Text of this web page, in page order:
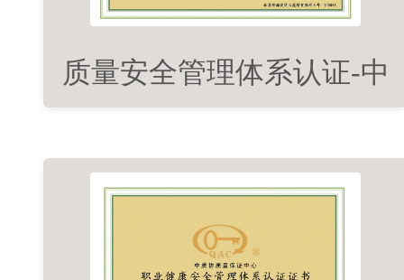
质量安全管理体系认证-中